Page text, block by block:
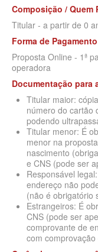
SÃO MIGUEL PLANO
SOMPO PLANO DE
TOTAL MEDCARE
TRASMONTANO
UNIHOSP PLANO DE
UNIMED CENTRAL
UNIMED
ÚNICA PLANO DE
BLUE MED PLANO
CUIDAR ME PLANO
GARANTIA GS
GNDI PLANO DE
INTERCLINICAS
KIPP PLANO DE
MEDICAL HEALTH
MED TOUR PLANO
PLENA PLANO DE
Composição / Quem
Titular - a partir de 0
Forma de Pagamento
Proposta Online - 1ª
operadora
Documentação para
Titular maior:
número do cartão
podendo
Titular menor: É
menor na
nascimento
e CNS (pode ser
Responsável
endereço não
(não é obrigatório
Estrangeiros: É
CNS (pode ser
comprovante de
com